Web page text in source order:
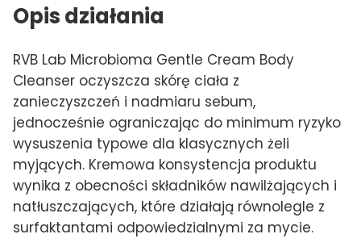
Opis działania
RVB Lab Microbioma Gentle Cream Body
Cleanser oczyszcza skórę ciała z
zanieczyszczeń i nadmiaru sebum,
jednocześnie ograniczając do minimum ryzyko
wysuszenia typowe dla klasycznych żeli
myjących. Kremowa konsystencja produktu
wynika z obecności składników nawilżających i
natłuszczających, które działają równolegle z
surfaktantami odpowiedzialnymi za mycie.